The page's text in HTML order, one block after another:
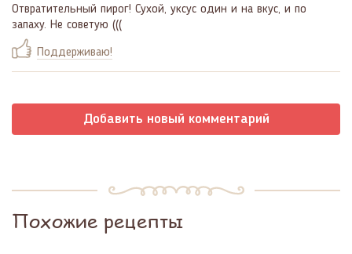
Отвратительный пирог! Сухой, уксус один и на вкус, и по
запаху. Не советую (((
Поддерживаю!
Добавить новый комментарий
Похожие рецепты